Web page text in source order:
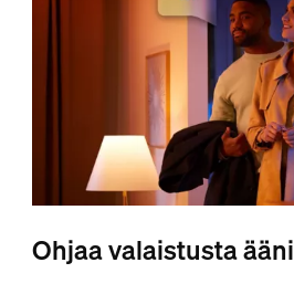
Ohjaa valaistusta